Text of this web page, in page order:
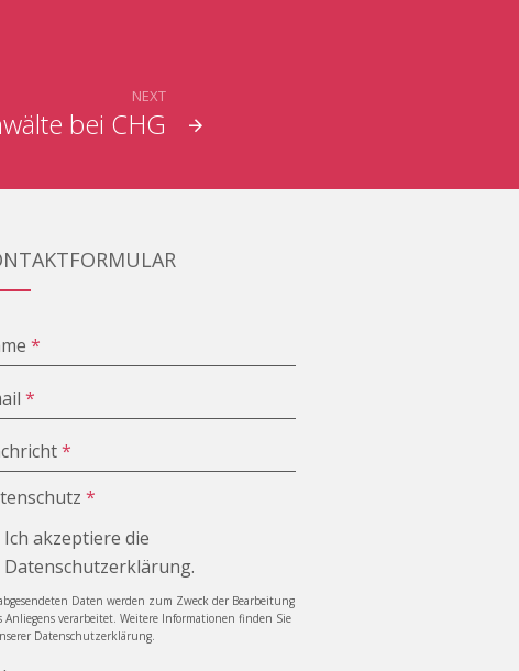
bei CHG
NEXT
*
*
*
*
Ich akzeptiere die
Datenschutzerklärung.
Daten werden zum Zweck der Bearbeitung
Anliegens verarbeitet. Weitere Informationen finden Sie
Datenschutzerklärung.